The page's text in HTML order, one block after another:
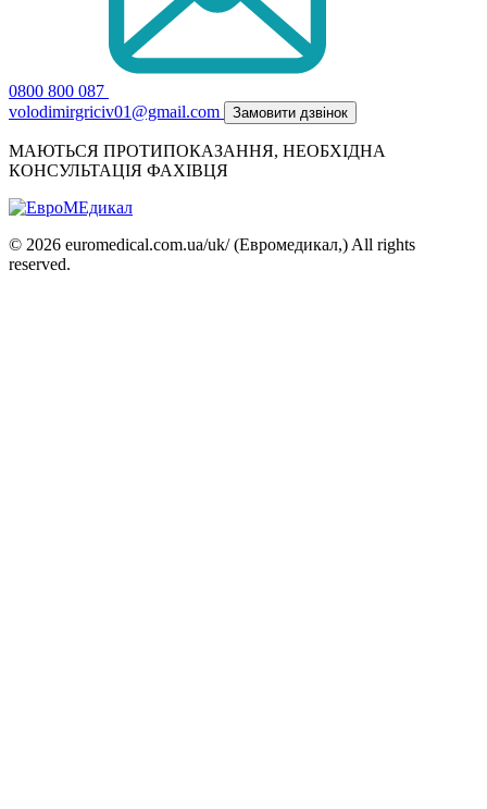
0800 800 087
volodimirgriciv01@gmail.com
Замовити дзвінок
МАЮТЬСЯ ПРОТИПОКАЗАННЯ, НЕОБХІДНА
КОНСУЛЬТАЦІЯ ФАХІВЦЯ
© 2026 euromedical.com.ua/uk/ (Евромедикал,) All rights
reserved.